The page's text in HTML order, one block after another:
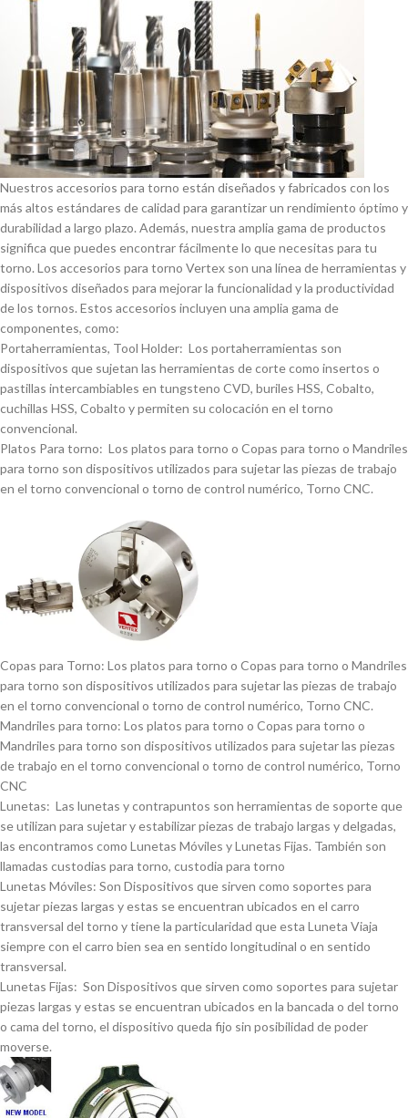
Nuestros accesorios para torno están diseñados y fabricados con los
más altos estándares de calidad para garantizar un rendimiento óptimo y
durabilidad a largo plazo. Además, nuestra amplia gama de productos
significa que puedes encontrar fácilmente lo que necesitas para tu
torno. Los accesorios para torno Vertex son una lí­nea de herramientas y
dispositivos diseñados para mejorar la funcionalidad y la productividad
de los tornos. Estos accesorios incluyen una amplia gama de
componentes, como:
Portaherramientas, Tool Holder: Los portaherramientas son
dispositivos que sujetan las herramientas de corte como insertos o
pastillas intercambiables en tungsteno CVD, buriles HSS, Cobalto,
cuchillas HSS, Cobalto y permiten su colocación en el torno
convencional.
Platos Para torno: Los platos para torno o Copas para torno o Mandriles
para torno son dispositivos utilizados para sujetar las piezas de trabajo
en el torno convencional o torno de control numérico, Torno CNC.
Copas para Torno: Los platos para torno o Copas para torno o Mandriles
para torno son dispositivos utilizados para sujetar las piezas de trabajo
en el torno convencional o torno de control numérico, Torno CNC.
Mandriles para torno: Los platos para torno o Copas para torno o
Mandriles para torno son dispositivos utilizados para sujetar las piezas
de trabajo en el torno convencional o torno de control numérico, Torno
CNC
Lunetas: Las lunetas y contrapuntos son herramientas de soporte que
se utilizan para sujetar y estabilizar piezas de trabajo largas y delgadas,
las encontramos como Lunetas Móviles y Lunetas Fijas. También son
llamadas custodias para torno, custodia para torno
Lunetas Móviles: Son Dispositivos que sirven como soportes para
sujetar piezas largas y estas se encuentran ubicados en el carro
transversal del torno y tiene la particularidad que esta Luneta Viaja
siempre con el carro bien sea en sentido longitudinal o en sentido
transversal.
Lunetas Fijas: Son Dispositivos que sirven como soportes para sujetar
piezas largas y estas se encuentran ubicados en la bancada o del torno
o cama del torno, el dispositivo queda fijo sin posibilidad de poder
moverse.